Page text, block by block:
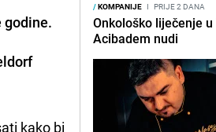
godine.
kako bi
/KOMPANIJE I PRIJE 2 DANA
Onkološko liječenje
Acibadem nudi